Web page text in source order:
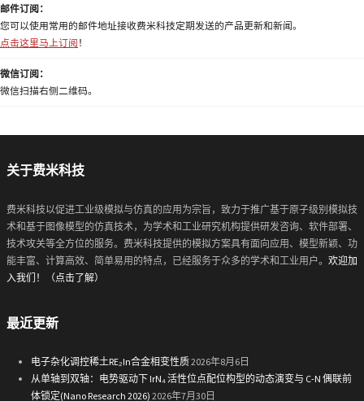
邮件订阅：
您可以使用常用的邮件地址接收费米科技定期发送的产品更新和新闻。
点击这里马上订阅 ！
微信订阅：
微信扫描右侧二维码。
关于费米科技
费米科技以促进工业级模拟与仿真的应用为宗旨，致力于推广基于原子级别模拟技
术和基于图像模型的仿真技术，为学术和工业研究机构提供研发咨询、软件部署、
技术攻关等全方位的服务。费米科技提供的模拟方案具有面向应用、模型新颖、功
能丰富、计算高效、简单易用的特点，已经服务于众多的学术和工业用户。 欢迎加
入我们！（点击了解）
最近更新
电子杂化调控稀土RE₂In合金相变性质2026年8月6日
从单轴到双轴：电势驱动下 IrN₄ 活性位点配位构型的动态演变与 C-N 偶联前
体锁定(Nano Research 2026) 2026年7月30日